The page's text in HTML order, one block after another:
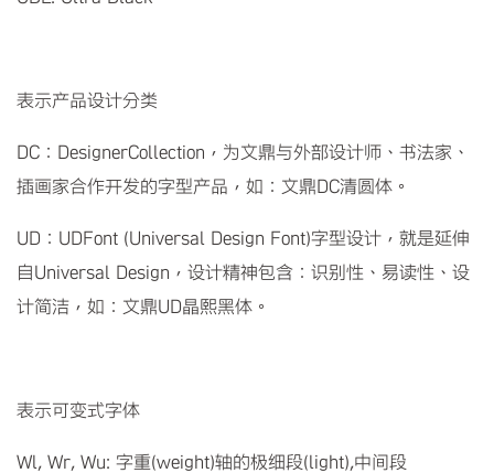
表示产品设计分类
DC：DesignerCollection，为文鼎与外部设计师、书法家、
插画家合作开发的字型产品，如：文鼎DC清圆体。
UD：UDFont (Universal Design Font)字型设计，就是延伸
自Universal Design，设计精神包含：识别性、易读性、设
计简洁，如：文鼎UD晶熙黑体。
表示可变式字体
Wl, Wr, Wu: 字重(weight)轴的极细段(light),中间段